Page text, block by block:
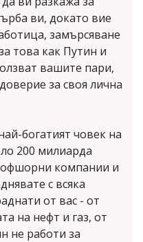
ви, докато вие
замърсяване
това как Путин и
вашите пари,
за своя лична
богатият човек на
200 милиарда
офшорни компании и
с всяка
от вас - от
на нефт и газ, от
не работи за